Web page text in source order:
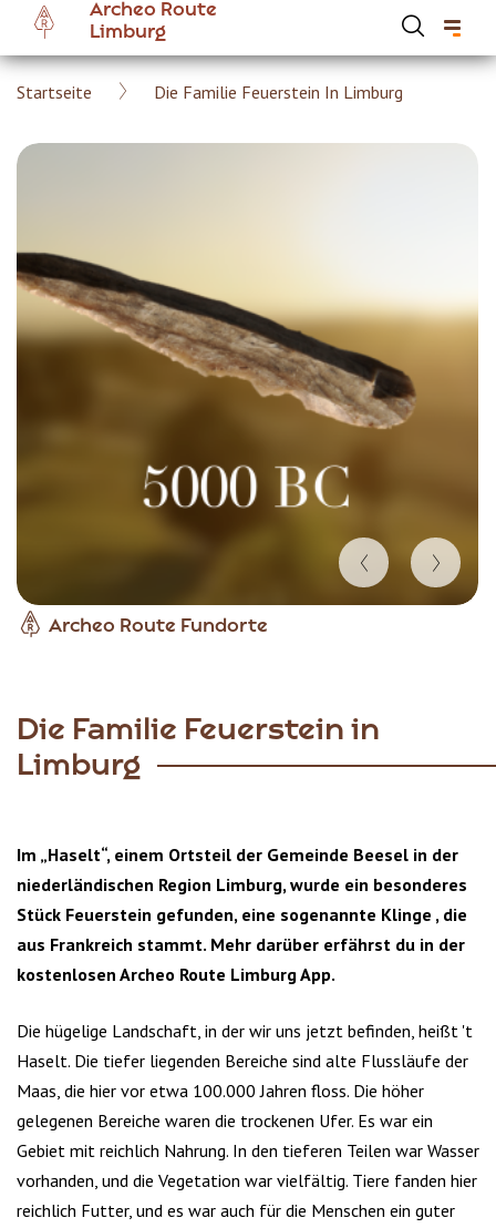
main
content
Archeo Route
Limburg
Breadcrumb
Startseite Die Familie Feuerstein In Limburg
Archeo Route Fundorte
Item
Die Familie Feuerstein in
Limburg
Im „Haselt“, einem Ortsteil der Gemeinde Beesel in der
niederländischen Region Limburg, wurde ein besonderes
Stück Feuerstein gefunden, eine sogenannte Klinge , die
aus Frankreich stammt. Mehr darüber erfährst du in der
kostenlosen Archeo Route Limburg App.
Die hügelige Landschaft, in der wir uns jetzt befinden, heißt 't
Haselt. Die tiefer liegenden Bereiche sind alte Flussläufe der
Maas, die hier vor etwa 100.000 Jahren floss. Die höher
gelegenen Bereiche waren die trockenen Ufer. Es war ein
Gebiet mit reichlich Nahrung. In den tieferen Teilen war Wasser
vorhanden, und die Vegetation war vielfältig. Tiere fanden hier
reichlich Futter, und es war auch für die Menschen ein guter